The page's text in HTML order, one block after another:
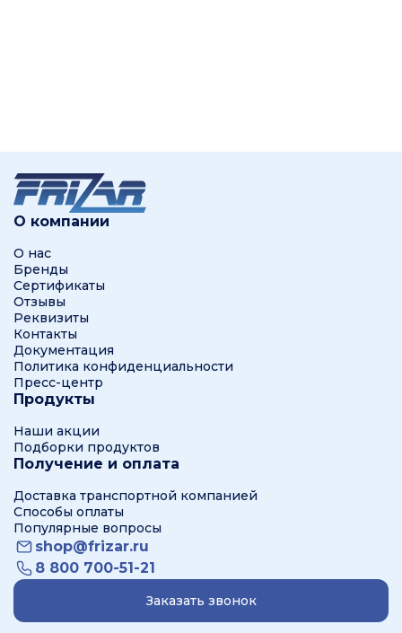
О компании
О нас
Бренды
Сертификаты
Отзывы
Реквизиты
Контакты
Документация
Политика конфиденциальности
Пресс-центр
Продукты
Наши акции
Подборки продуктов
Получение и оплата
Доставка транспортной компанией
Способы оплаты
Популярные вопросы
shop@frizar.ru
8 800 700-51-21
Заказать звонок